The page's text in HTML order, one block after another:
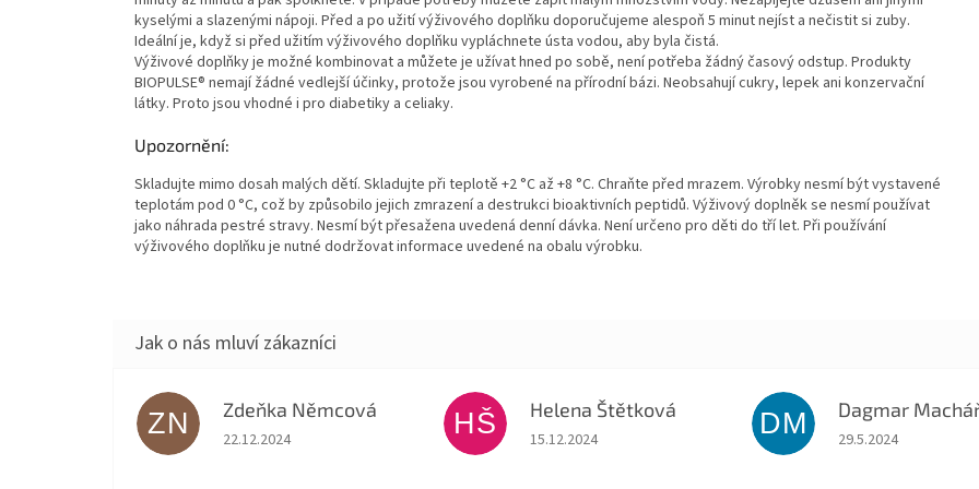
kyselými a slazenými nápoji. Před a po užití výživového doplňku doporučujeme alespoň 5 minut nejíst a nečistit si zuby.
Ideální je, když si před užitím výživového doplňku vypláchnete ústa vodou, aby byla čistá.
Výživové doplňky je možné kombinovat a můžete je užívat hned po sobě, není potřeba žádný časový odstup. Produkty
BIOPULSE® nemají žádné vedlejší účinky, protože jsou vyrobené na přírodní bázi. Neobsahují cukry, lepek ani konzervační
látky. Proto jsou vhodné i pro diabetiky a celiaky.
Upozornění:
Skladujte mimo dosah malých dětí. Skladujte při teplotě +2 °C až +8 °C. Chraňte před mrazem. Výrobky nesmí být vystavené
teplotám pod 0 °C, což by způsobilo jejich zmrazení a destrukci bioaktivních peptidů. Výživový doplněk se nesmí používat
jako náhrada pestré stravy. Nesmí být přesažena uvedená denní dávka. Není určeno pro děti do tří let. Při používání
výživového doplňku je nutné dodržovat informace uvedené na obalu výrobku.
ZN Zdeňka Němcová
Hodnocení obchodu je 5 z 5 hvězdiček.
22.12.2024 HŠ Helena Štětková
Hodnocení obchodu je 5 z 5 hvězdiček.
15.12.2024 DM Hodnocení obchodu
29.5.2024